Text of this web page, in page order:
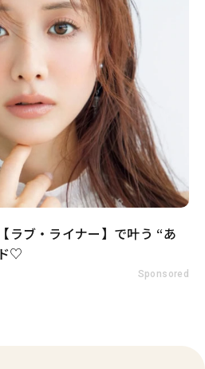
ラブ・ライナー】で叶う “あ
♡
Sponsored